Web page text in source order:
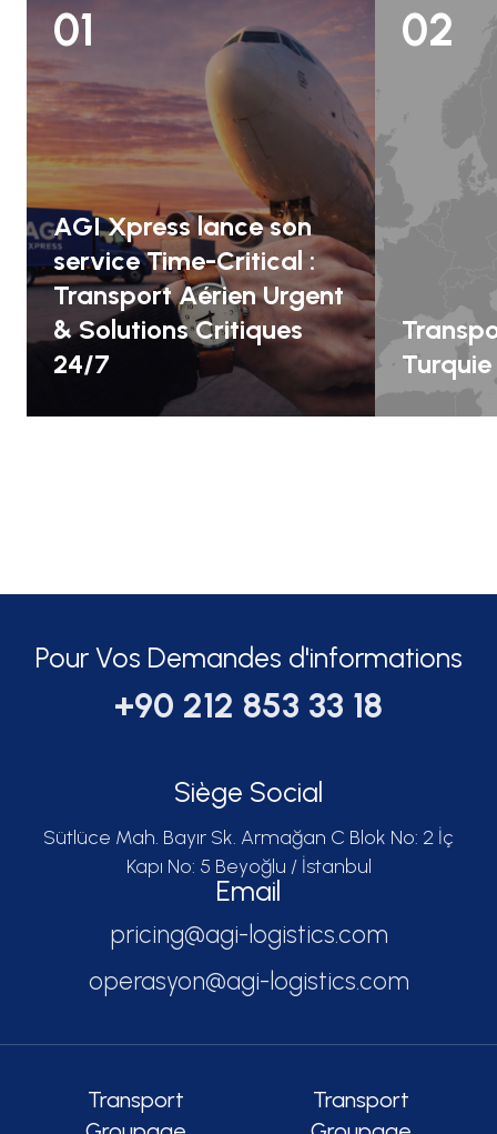
01
AGI Xpress lance son
service Time-Critical :
Transport Aérien Urgent
& Solutions Critiques
24/7
02
Pour Vos Demandes d'informations
+90 212 853 33 18
Siège Social
Sütlüce Mah. Bayır Sk. Armağan C Blok No: 2 İç
Kapı No: 5 Beyoğlu / İstanbul
Email
pricing@agi-logistics.com
operasyon@agi-logistics.com
Transport
Transport